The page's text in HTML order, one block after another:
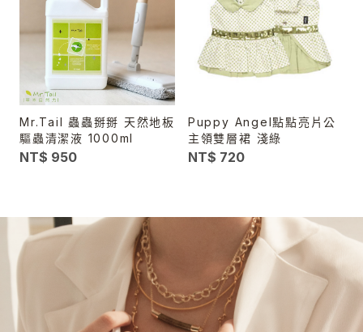
Mr.Tail 蟲蟲掰掰 天然地板
驅蟲清潔液 1000ml
NT$ 950
Puppy Angel點點亮片公
主領雙層裙 淺綠
NT$ 720